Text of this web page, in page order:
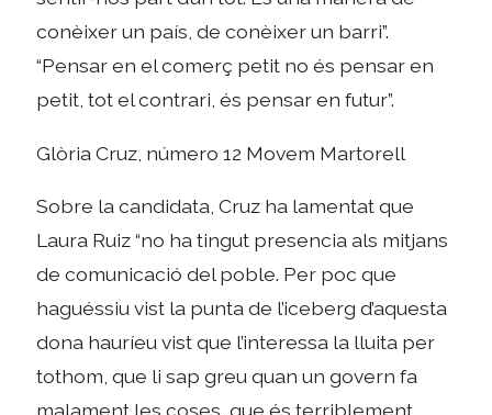
conèixer un país, de conèixer un barri”.
“Pensar en el comerç petit no és pensar en
petit, tot el contrari, és pensar en futur”.
Glòria Cruz, número 12 Movem Martorell
Sobre la candidata, Cruz ha lamentat que
Laura Ruiz “no ha tingut presencia als mitjans
de comunicació del poble. Per poc que
haguéssiu vist la punta de l’iceberg d’aquesta
dona hauríeu vist que l’interessa la lluita per
tothom, que li sap greu quan un govern fa
malament les coses, que és terriblement